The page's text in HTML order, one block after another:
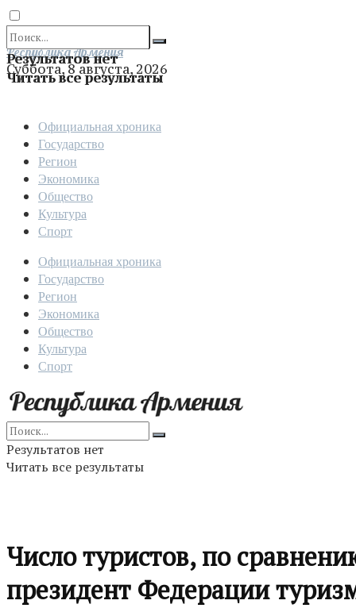
Результатов нет
Читать все результаты
Отправить
Республика Армения
Суббота, 8 августа, 2026
Официальная хроника
Государство
Регион
Экономика
Общество
Культура
Спорт
Официальная хроника
Государство
Регион
Экономика
Общество
Культура
Спорт
Результатов нет
Читать все результаты
Число туристов, по
президент Федерации